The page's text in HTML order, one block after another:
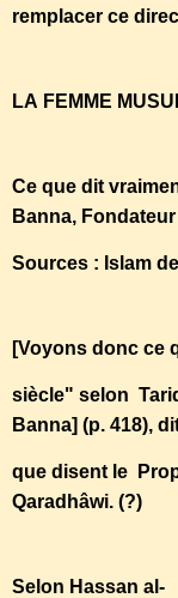
remplacer ce
LA FEMME
Ce que dit
Banna,
Sources : Islam
[Voyons donc ce
siècle" selon
Banna] (p. 418),
que disent le
Qaradhâwi. (?)
Selon Hassan al-